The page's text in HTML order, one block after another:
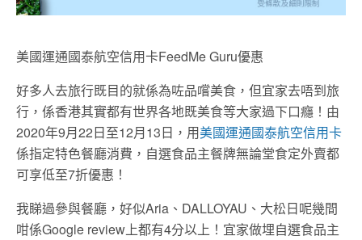
美國運通國泰航空信用卡FeedMe Guru優惠
好多人去旅行既目的就係為咗品嚐美食，但宜家去唔到旅
行，係香港其實都有世界各地既美食等大家過下口癮！由
2020年9月22日至12月13日，用美國運通國泰航空信用卡
係指定特色餐廳消費，自選食品主餐牌無論堂食定外賣都
可享低至7折優惠！
我睇過參與餐廳，好似Aria、DALLOYAU、大松日呢幾間
咁係Google review上都有4分以上！宜家做埋自選食品主